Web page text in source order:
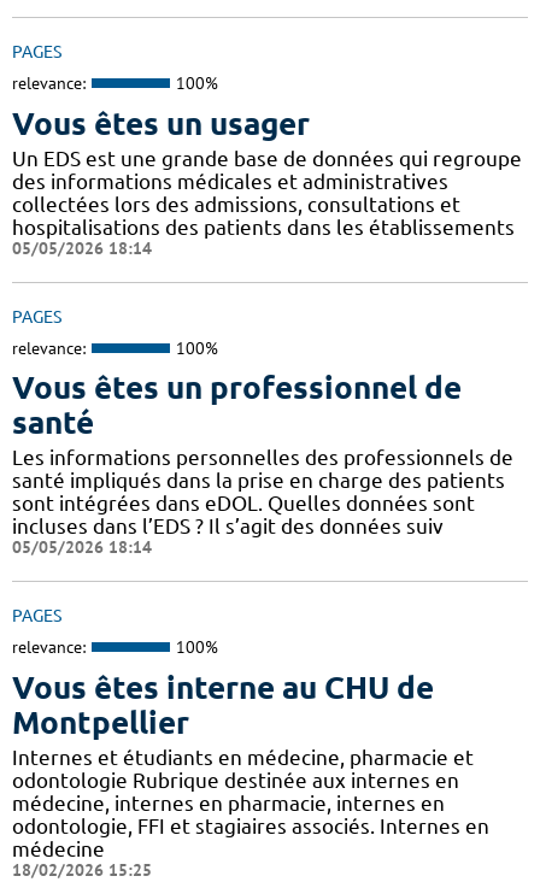
PAGES
relevance: 100%
Vous êtes un usager
Un EDS est une grande base de données qui regroupe
des informations médicales et administratives
collectées lors des admissions, consultations et
hospitalisations des patients dans les établissements
05/05/2026 18:14
PAGES
relevance: 100%
Vous êtes un professionnel de
santé
Les informations personnelles des professionnels de
santé impliqués dans la prise en charge des patients
sont intégrées dans eDOL. Quelles données sont
incluses dans l’EDS ? Il s’agit des données suiv
05/05/2026 18:14
PAGES
relevance: 100%
Vous êtes interne au CHU de
Montpellier
Internes et étudiants en médecine, pharmacie et
odontologie Rubrique destinée aux internes en
médecine, internes en pharmacie, internes en
odontologie, FFI et stagiaires associés. Internes en
médecine
18/02/2026 15:25